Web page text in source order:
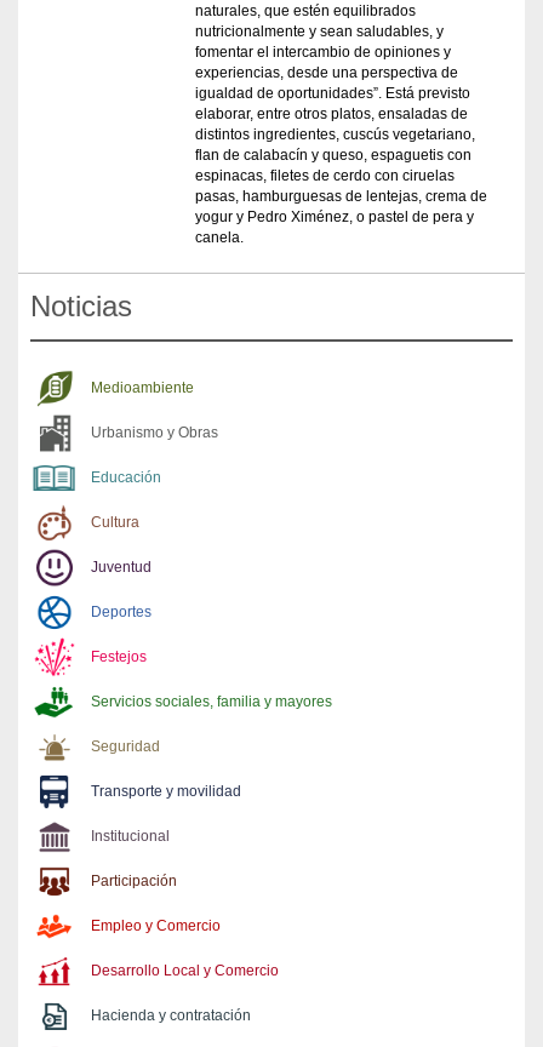
naturales, que estén equilibrados
nutricionalmente y sean saludables, y
fomentar el intercambio de opiniones y
experiencias, desde una perspectiva de
igualdad de oportunidades”. Está previsto
elaborar, entre otros platos, ensaladas de
distintos ingredientes, cuscús vegetariano,
flan de calabacín y queso, espaguetis con
espinacas, filetes de cerdo con ciruelas
pasas, hamburguesas de lentejas, crema de
yogur y Pedro Ximénez, o pastel de pera y
canela.
Noticias
Medioambiente
Urbanismo y Obras
Educación
Cultura
Juventud
Deportes
Festejos
Servicios sociales, familia y mayores
Seguridad
Transporte y movilidad
Institucional
Participación
Empleo y Comercio
Desarrollo Local y Comercio
Hacienda y contratación